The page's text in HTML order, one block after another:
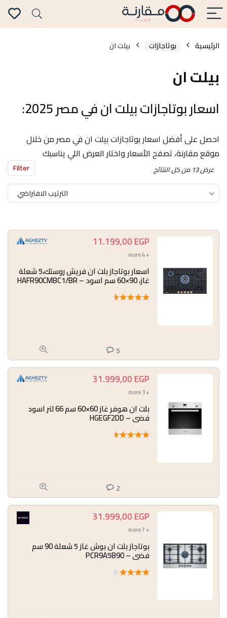
الرئيسية بوتاجازات بيلت ان
بيلت ان
اسعار بوتاجازات بيلت ان في مصر 2025:
احصل على أفضل اسعار بوتاجازات بيلت ان في مصر من خلال
موقع مقارنة، تصفح الأسعار واختار العرض اللي يناسبك
Filter عرض ⁦13⁩ من كل النتائج
الترتيب الافتراضي
11.199,00EGP
+ 4 more
اسعار بوتاجاز بلت ان فريش روستك،5 شعلة
غاز، 90×60 سم اسود – HAFR90CMBC1/BR
★
★
★
★
★
5
31.999,00EGP
+ 3 more
بلت ان هوفر غاز 60×60 سم 66 لتر اسود
فضي – HGEGF2DD
★
★
★
★
★
2
31.999,00EGP
+ 7 more
بوتاجاز بلت ان بوش غاز 5 شعلة 90 سم
فضي – PCR9A5B90
★
★
★
★